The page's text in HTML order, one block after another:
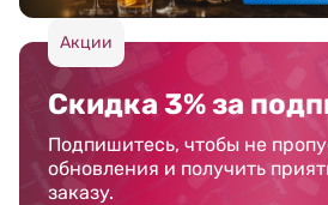
Акции
Скидка 3% за
Подпишитесь, чтобы не
обновления и получить
заказу.